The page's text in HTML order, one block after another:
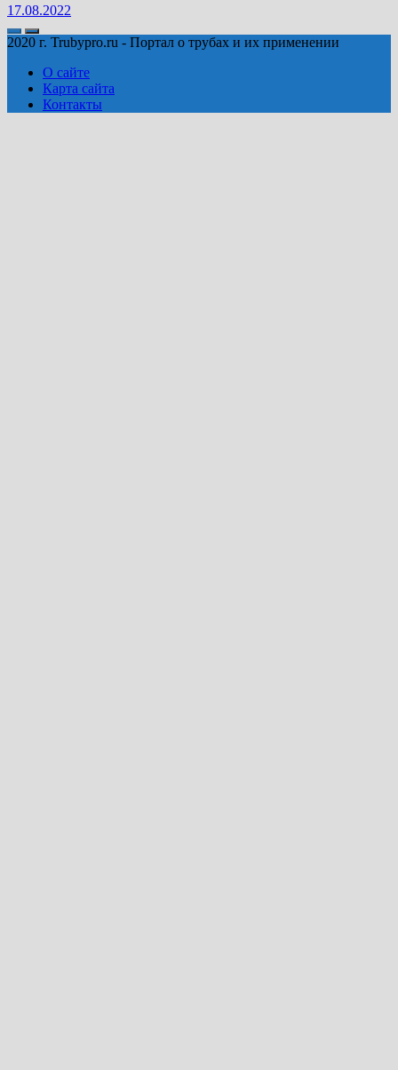
17.08.2022
2020 г. Trubypro.ru - Портал о трубах и их применении
О сайте
Карта сайта
Контакты